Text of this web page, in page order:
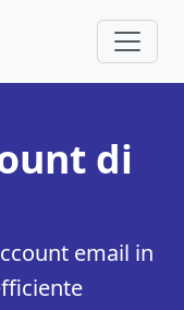
di
email in